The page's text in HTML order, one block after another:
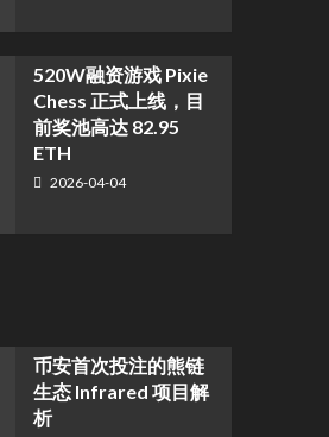
520W融资游戏 Pixie
Chess 正式上线，目
前奖池高达 82.95
ETH
2026-04-04
币安首次投注的熊链
生态 Infrared 项目解
析